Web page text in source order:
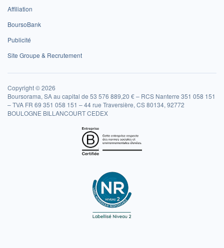
Affiliation
BoursoBank
Publicité
Site Groupe & Recrutement
Copyright © 2026
Boursorama, SA au capital de 53 576 889,20 € – RCS Nanterre 351 058 151
– TVA FR 69 351 058 151 – 44 rue Traversière, CS 80134, 92772
BOULOGNE BILLANCOURT CEDEX